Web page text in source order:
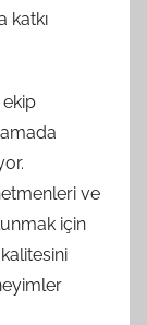
katkı
ekip
ve
için